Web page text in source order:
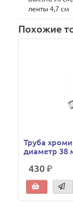
ленты 4,7 см
Похожие
Труба
диаметр 38
430 ₽